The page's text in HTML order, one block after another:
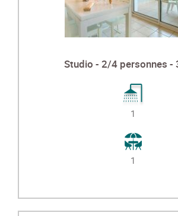
Studio - 2/4 personnes -
1
1